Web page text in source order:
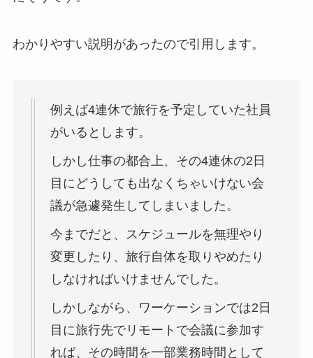
わかりやすい説明があったので引用します。
例えば4連休で旅行を予定していた社員
がいるとします。
しかし仕事の都合上、その4連休の2日
目にどうしても出なくちゃいけない会
議が急遽発生 してしまいました。
今までだと、スケジュールを無理やり
変更したり、 旅行自体を取りやめたり
しなければいけませんでした。
しかしながら、ワーケーションでは2日
目に旅行先でリモートで会議に参加す
れば、その時間を一部業務時間として